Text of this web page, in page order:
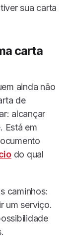
sua carta
carta
ainda não
de
alcançar
Está em
do qual
caminhos:
um serviço.